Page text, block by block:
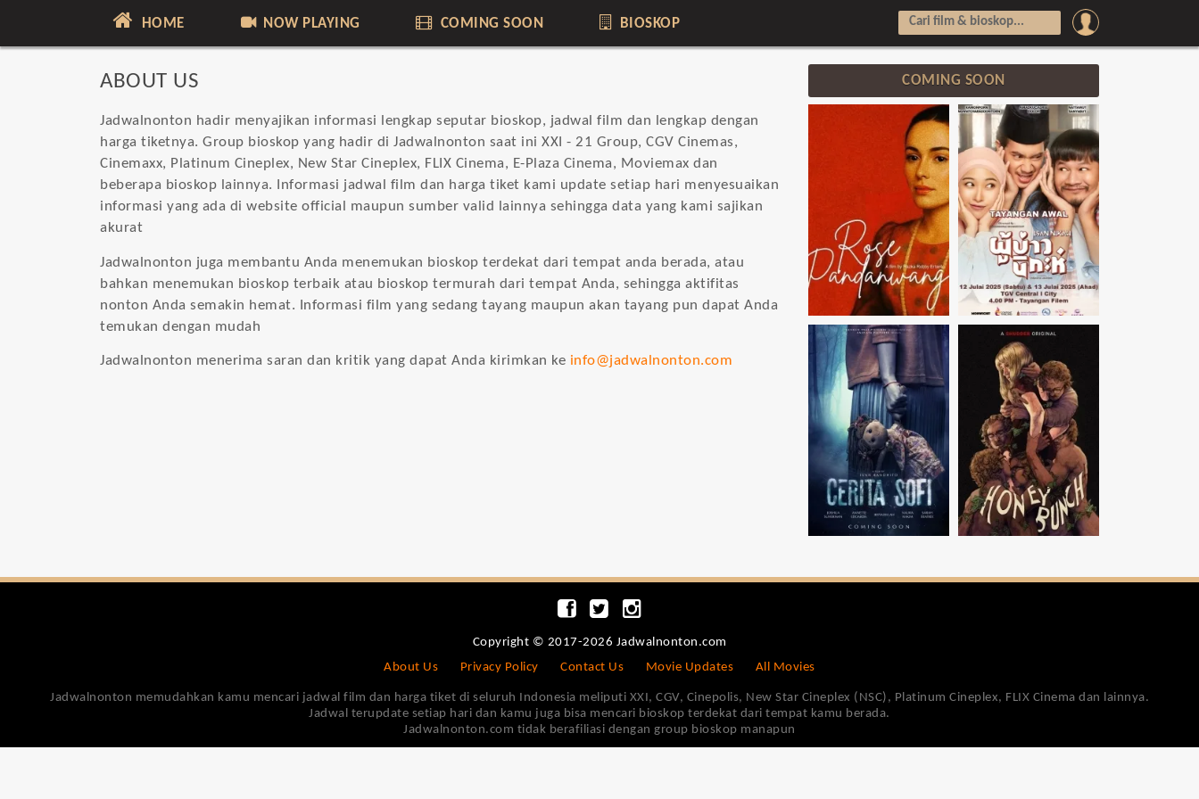
HOME NOW PLAYING COMING SOON BIOSKOP
ABOUT US
Jadwalnonton hadir menyajikan informasi lengkap seputar bioskop, jadwal film dan lengkap dengan
harga tiketnya. Group bioskop yang hadir di Jadwalnonton saat ini XXI - 21 Group, CGV Cinemas,
Cinemaxx, Platinum Cineplex, New Star Cineplex, FLIX Cinema, E-Plaza Cinema, Moviemax dan
beberapa bioskop lainnya. Informasi jadwal film dan harga tiket kami update setiap hari menyesuaikan
informasi yang ada di website official maupun sumber valid lainnya sehingga data yang kami sajikan
akurat
Jadwalnonton juga membantu Anda menemukan bioskop terdekat dari tempat anda berada, atau
bahkan menemukan bioskop terbaik atau bioskop termurah dari tempat Anda, sehingga aktifitas
nonton Anda semakin hemat. Informasi film yang sedang tayang maupun akan tayang pun dapat Anda
temukan dengan mudah
Jadwalnonton menerima saran dan kritik yang dapat Anda kirimkan ke info@jadwalnonton.com
COMING SOON
Copyright © 2017-2026 Jadwalnonton.com
About Us
Privacy Policy Contact Us Movie Updates All Movies
Jadwalnonton memudahkan kamu mencari jadwal film dan harga tiket di seluruh Indonesia meliputi XXI, CGV, Cinepolis, New Star Cineplex (NSC), Platinum Cineplex, FLIX Cinema dan lainnya.
Jadwal terupdate setiap hari dan kamu juga bisa mencari bioskop terdekat dari tempat kamu berada.
Jadwalnonton.com tidak berafiliasi dengan group bioskop manapun